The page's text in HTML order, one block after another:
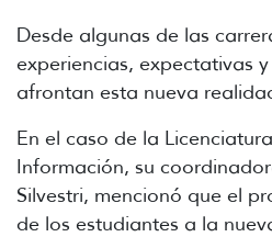
Desde algunas de las
experiencias, expectativas
afrontan esta nueva
En el caso de la
Información, su
Silvestri, mencionó que el
de los estudiantes a la